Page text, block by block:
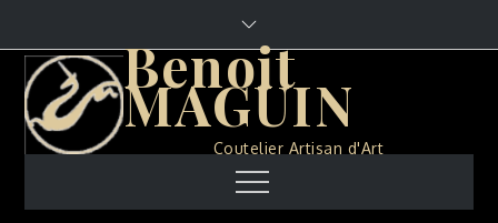
content
Benoit
MAGUIN
Coutelier Artisan d'Art
Menu